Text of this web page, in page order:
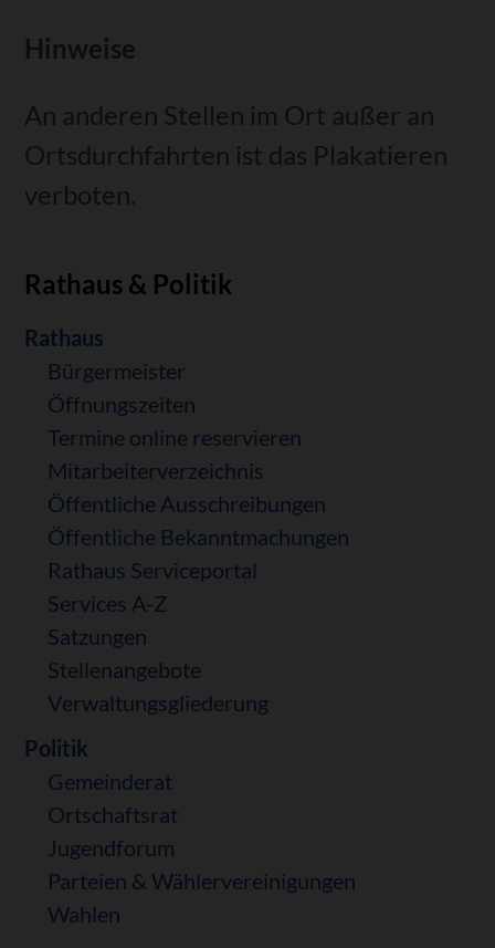
Rathaus & Politik
Navigation
überspringen
Rathaus
Bürgermeister
Öffnungszeiten
Termine online reservieren
Mitarbeiterverzeichnis
Öffentliche Ausschreibungen
Öffentliche Bekanntmachungen
Rathaus Serviceportal
Services A-Z
Satzungen
Stellenangebote
Verwaltungsgliederung
Politik
Gemeinderat
Ortschaftsrat
Jugendforum
Parteien & Wählervereinigungen
Wahlen
Hinweise
An anderen Stellen im Ort außer an
Ortsdurchfahrten ist das Plakatieren
verboten.